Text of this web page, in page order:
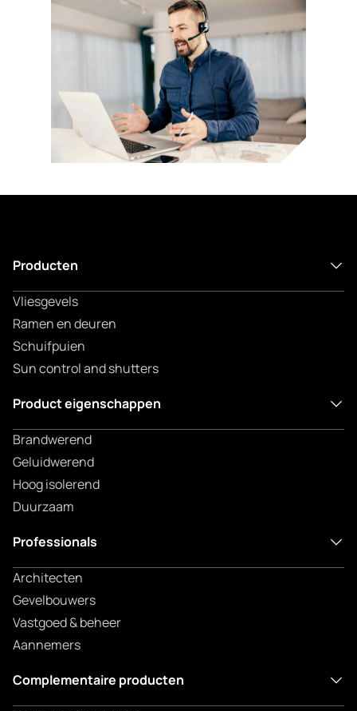
Producten
Vliesgevels
Ramen en deuren
Schuifpuien
Sun control and shutters
Product eigenschappen
Brandwerend
Geluidwerend
Hoog isolerend
Duurzaam
Professionals
Architecten
Gevelbouwers
Vastgoed & beheer
Aannemers
Complementaire producten